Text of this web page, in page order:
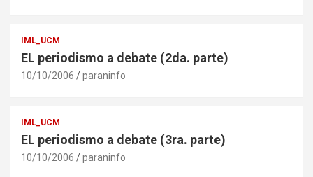
IML_UCM
EL periodismo a debate (2da. parte)
10/10/2006 paraninfo
IML_UCM
EL periodismo a debate (3ra. parte)
10/10/2006 paraninfo